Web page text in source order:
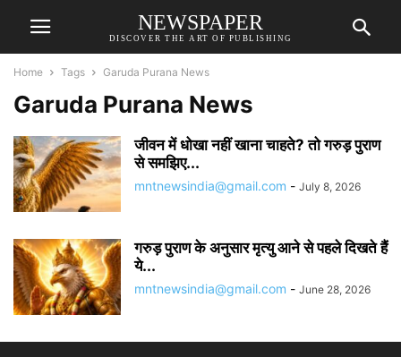
NEWSPAPER
DISCOVER THE ART OF PUBLISHING
Home Tags Garuda Purana News
Garuda Purana News
जीवन में धोखा नहीं खाना चाहते? तो गरुड़ पुराण
से समझिए...
mntnewsindia@gmail.com - July 8, 2026
गरुड़ पुराण के अनुसार मृत्यु आने से पहले दिखते हैं
ये...
mntnewsindia@gmail.com - June 28, 2026